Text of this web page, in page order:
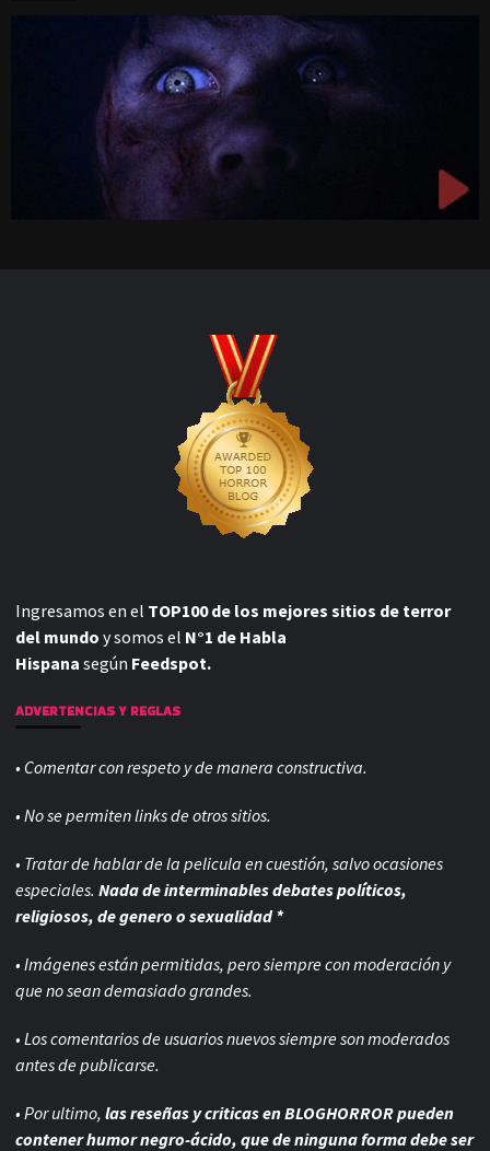
Ingresamos en el TOP100 de los mejores sitios de terror
del mundo y somos el N°1 de Habla
Hispana según Feedspot.
ADVERTENCIAS Y REGLAS
• Comentar con respeto y de manera constructiva.
• No se permiten links de otros sitios.
• Tratar de hablar de la pelicula en cuestión, salvo ocasiones
especiales. Nada de interminables debates políticos,
religiosos, de genero o sexualidad *
• Imágenes están permitidas, pero siempre conmoderación y
que no sean demasiado grandes.
• Los comentarios de usuarios nuevos siempre son moderados
antes de publicarse.
• Por ultimo, las reseñas y criticas en BLOGHORROR pueden
contener humor negro-ácido, que de ninguna forma debe ser